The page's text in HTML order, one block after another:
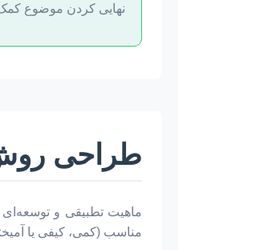
نهایی کردن موضوع کمک
طراحی
ماهیت تطبیقی و توسعه‌ای
مناسب (کمی، کیفی یا